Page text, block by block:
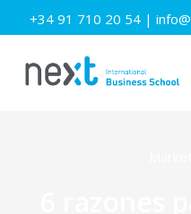
+34 91 710 20 54 |